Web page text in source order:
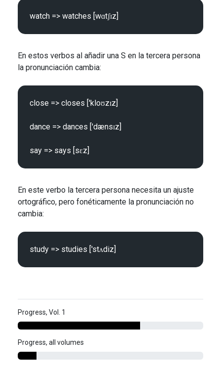
En estos verbos al añadir una S en la tercera persona
la pronunciación cambia:
close => closes ['kloʊzɪz]
dance => dances ['dænsɪz]
En este verbo la tercera persona necesita un ajuste
ortográfico, pero fonéticamente la pronunciación no
cambia:
Progress, Vol. 1
Progress, all volumes